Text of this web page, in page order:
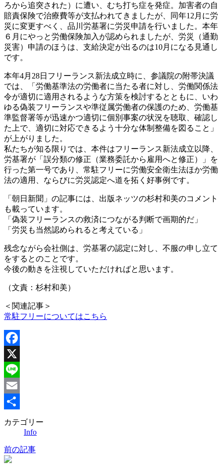
ろから追突された）に遭い、むち打ち症を発症。加害者の自
賠責保険で治療費等が支払われてきましたが、同年12月に労
災に変更すべく、品川労基署に労災申請を行いました。本年
６月にやっと労働保険加入が認められましたが、労災（通勤
災害）申請のほうは、支給決定が出るのは10月になる見通し
です。
本年4月28日フリーランス新法成立時に、参議院の附帯決議
では、「労働基準法の労働者に当たる者に対し、労働関係法
令が適切に適用されるような方策を検討するとともに、いわ
ゆる偽装フリーランスや準従属労働者の保護のため、労働基
準監督署等が迅速かつ適切に個別事案の状況を聴取、確認し
た上で、適切に対応できるよう十分な体制整備を図ること」
が上がりました。
私たちが知る限りでは、本件はフリーランス新法成立以降、
労基署が「誤分類の修正（業務委託から雇用へと修正）」を
行った第一号であり、常駐フリーに労働安全衛生法ほか労働
法の適用、ならびに労災認定へ道を拓く好事例です。
「朝日新聞」の記事には、出版ネッツの杉村和美のコメント
も載っています。
「偽装フリーランスの救済につながる判断で画期的だ」
「労災も当然認められると考えている」
残念ながら会社側は、労基署の認定に対し、不服の申し立て
をするとのことです。
今後の動きを注視していただければと思います。
（文責：杉村和美）
＜関連記事＞
常駐フリーについてはこちら
Facebook
X
Line
Email
共
カテゴリー
Info
前の記事